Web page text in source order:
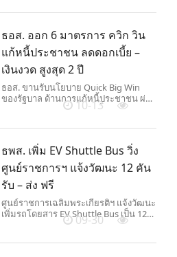
ดอลลาร์อ่อนค่าจากความกังวลตลาด
ธอส. ออก 6 มาตรการ ควิก วิน
แก้หนี้ประชาชน ลดดอกเบี้ย –
เงินงวด สูงสุด 2 ปี
ธอส. ขานรับนโยบาย Quick Big Win
ของรัฐบาล ด้านการแก้หนี้ประชาชน ผ่าน
6 มาตรการ ลดอัตราดอกเบี้ย - ลดเงินงวด
10-13
ธพส. เพิ่ม EV Shuttle Bus วิ่ง
ศูนย์ราชการฯ แจ้งวัฒนะ 12 คัน
รับ – ส่ง ฟรี
ศูนย์ราชการเฉลิมพระเกียรติฯ แจ้งวัฒนะ
เพิ่มรถโดยสาร EV Shuttle Bus เป็น 12
คัน ให้บริการรับ - ส่ง ฟรี ตอบสนองความ
1 ตุลาคม 68
09-30